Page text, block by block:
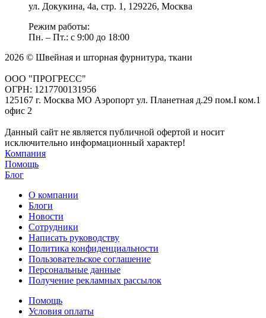
ул. Докукина, 4а, стр. 1, 129226, Москва
Режим работы:
Пн. – Пт.: с 9:00 до 18:00
2026 © Швейная и шторная фурнитура, ткани
ООО "ПРОГРЕСС"
ОГРН: 1217700131956
125167 г. Москва МО Аэропорт ул. Планетная д.29 пом.I ком.1
офис 2
Данный сайт не является публичной офертой и носит
исключительно информационный характер!
Компания
Помощь
Блог
О компании
Блоги
Новости
Сотрудники
Написать руководству
Политика конфиденциальности
Пользовательское соглашение
Персональные данные
Получение рекламных рассылок
Помощь
Условия оплаты